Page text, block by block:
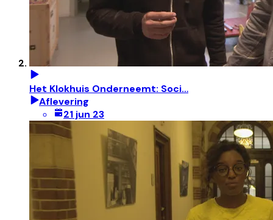
Het Klokhuis Onderneemt: Soci…
Aflevering
21 jun 23